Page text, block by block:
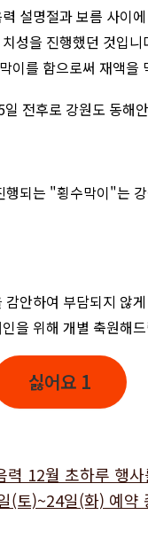
설명절과 보름 사이
성을 진행했던 것입니
이를 함으로써 재액을
전후로 강원도 동해
행되는 "횡수막이"는
감안하여 부담되지 않
을 위해 개별 축원해
싫어요 1
력 12월 초하루 행
(토)~24일(화) 예약